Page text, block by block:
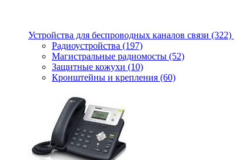
Устройства для беспроводных каналов связи (322)
Радиоустройства (197)
Магистральные радиомосты (52)
Защитные кожухи (10)
Кронштейны и крепления (60)